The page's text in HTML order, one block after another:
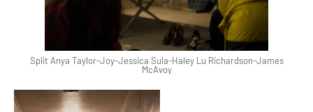
Split Anya Taylor-Joy-Jessica Sula-Haley Lu Richardson-James
McAvoy